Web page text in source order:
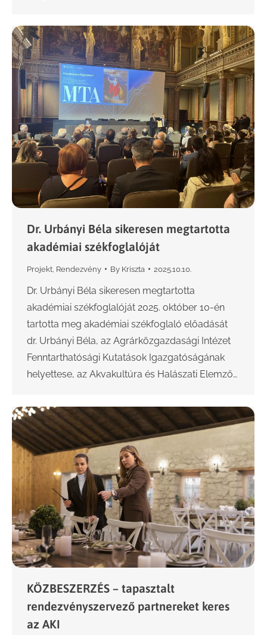
Dr. Urbányi Béla sikeresen megtartotta
akadémiai székfoglalóját
Projekt Rendezvény By Kriszta 2025.10.10.
Dr. Urbányi Béla sikeresen megtartotta
akadémiai székfoglalóját 2025. október 10-én
tartotta meg akadémiai székfoglaló előadását
dr. Urbányi Béla, az Agrárközgazdasági Intézet
Fenntarthatósági Kutatások Igazgatóságának
helyettese, az Akvakultúra és Halászati Elemző…
KÖZBESZERZÉS – tapasztalt
rendezvényszervező partnereket keres
az AKI